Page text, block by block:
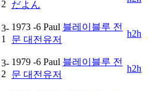
2
だよん
3-
1
1973 -6 Paul 블레이블루 전
문 대전유저
h2h
3-
2
1979 -6 Paul 블레이블루 전
문 대전유저
h2h